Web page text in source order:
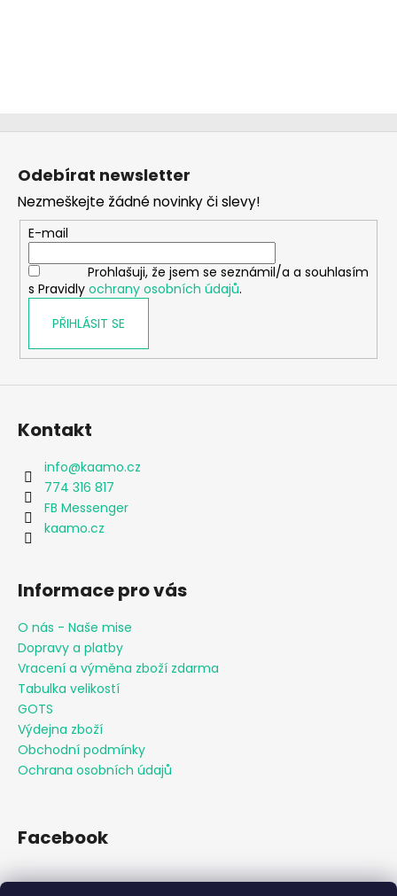
Z
Odebírat newsletter
Nezmeškejte žádné novinky či slevy!
E-mail
Prohlašuji, že jsem se seznámil/a a souhlasím
s Pravidly ochrany osobních údajů.
PŘIHLÁSIT SE
Kontakt
info@kaamo.cz
774 316 817
FB Messenger
kaamo.cz
Informace pro vás
O nás - Naše mise
Dopravy a platby
Vracení a výměna zboží zdarma
Tabulka velikostí
GOTS
Výdejna zboží
Obchodní podmínky
Ochrana osobních údajů
Facebook